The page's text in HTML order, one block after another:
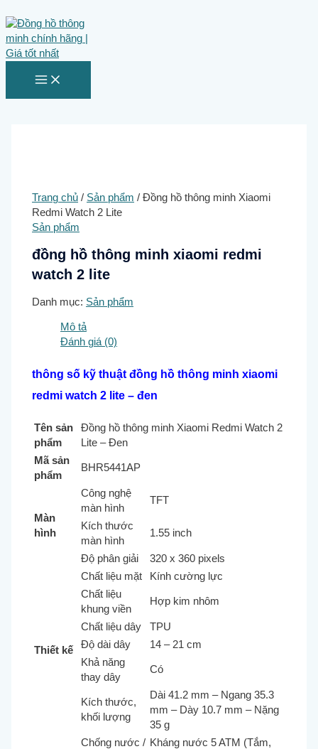
tới
nội
dung
Trang chủ / Sản phẩm / Đồng hồ thông minh Xiaomi
Redmi Watch 2 Lite
Sản phẩm
đồng hồ thông minh xiaomi redmi
watch 2 lite
Danh mục: Sản phẩm
Mô tả
Đánh giá (0)
thông số kỹ thuật đồng hồ thông minh xiaomi
redmi watch 2 lite – đen
Tên sản
phẩm
Đồng hồ thông minh Xiaomi Redmi Watch 2
Lite – Đen
Mã sản
phẩm
BHR5441AP
Màn
hình
Công nghệ
màn hình
TFT
Kích thước
màn hình
1.55 inch
Độ phân giải 320 x 360 pixels
Thiết kế
Chất liệu mặt
Kính cường lực
Chất liệu
khung viền
Hợp kim nhôm
Chất liệu dây
TPU
Độ dài dây
14 – 21 cm
Khả năng
thay dây
Có
Kích thước,
khối lượng
Dài 41.2 mm – Ngang 35.3
mm – Dày 10.7 mm – Nặng
35 g
Chống nước / Kháng nước 5 ATM (Tắm,